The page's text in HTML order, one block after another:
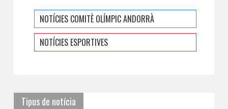
NOTÍCIES COMITÈ OLÍMPIC ANDORRÀ
NOTÍCIES ESPORTIVES
Tipus de notícia